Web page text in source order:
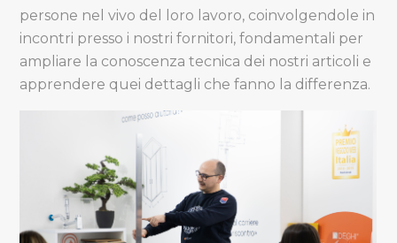
persone nel vivo del loro lavoro, coinvolgendole in
incontri presso i nostri fornitori, fondamentali per
ampliare la conoscenza tecnica dei nostri articoli e
apprendere quei dettagli che fanno la differenza.